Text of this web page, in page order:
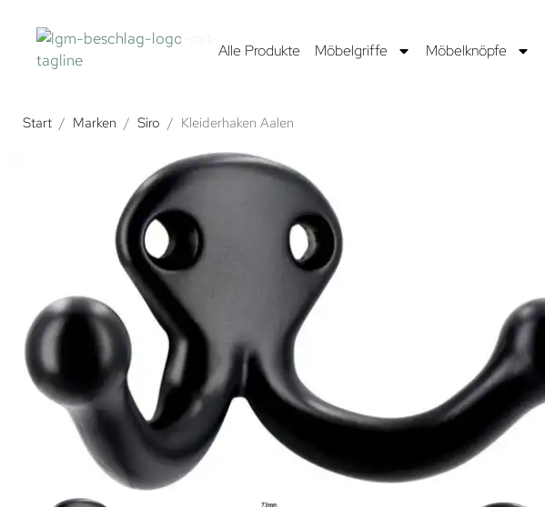
Alle Produkte Möbelgriffe Möbelknöpfe
Start / Marken / Siro / Kleiderhaken Aalen